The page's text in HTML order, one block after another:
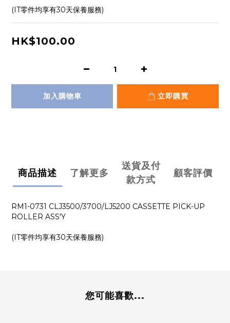
(IT零件均享有30天保養服務)
HK$100.00
加入購物車 立即購買
商品描述 了解更多
送貨及付
款方式
顧客評價
RM1-0731 CLJ3500/3700/LJ5200 CASSETTE PICK-UP
ROLLER ASS'Y
(IT零件均享有30天保養服務)
您可能喜歡...